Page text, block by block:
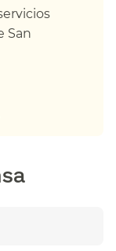
San